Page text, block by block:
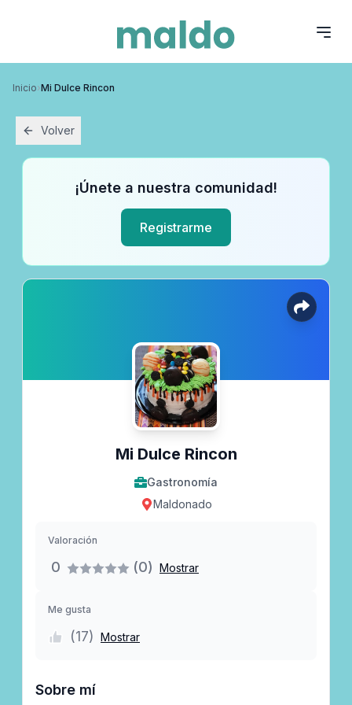
Inicio›Mi Dulce Rincon
Volver
¡Únete a nuestra comunidad!
Registrarme
Mi Dulce Rincon
Gastronomía
Maldonado
Valoración
0 (0) Mostrar
Me gusta
(17) Mostrar
Sobre mí